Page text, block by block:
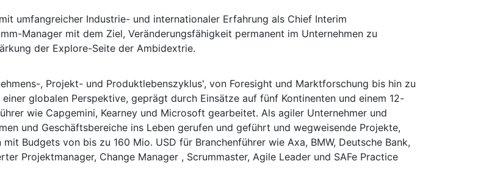
umfangreicher Industrie- und internationaler Erfahrung als Chief Interim
Manager mit dem Ziel, Veränderungsfähigkeit permanent im Unternehmen zu
der Explore-Seite der Ambidextrie.
, Projekt- und Produktlebenszyklus', von Foresight und Marktforschung bis hin zu
globalen Perspektive, geprägt durch Einsätze auf fünf Kontinenten und einem 12-
wie Capgemini, Kearney und Microsoft gearbeitet. Als agiler Unternehmer und
und Geschäftsbereiche ins Leben gerufen und geführt und wegweisende Projekte,
Budgets von bis zu 160 Mio. USD für Branchenführer wie Axa, BMW, Deutsche Bank,
Projektmanager, Change Manager , Scrummaster, Agile Leader und SAFe Practice